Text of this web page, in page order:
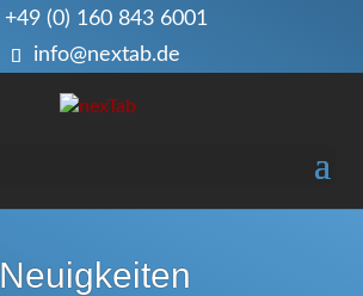
+49 (0) 160 843 6001
info@nextab.de
Neuigkeiten